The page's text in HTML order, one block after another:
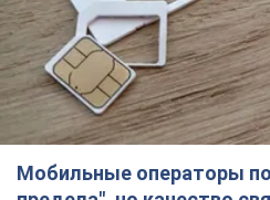
Мобильные операторы